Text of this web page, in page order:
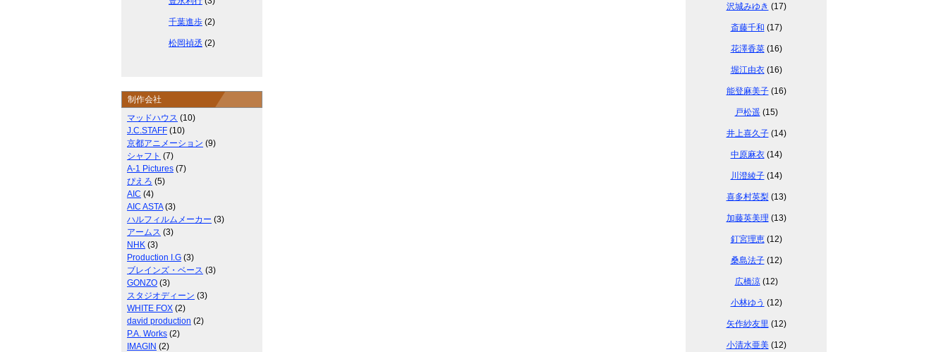
千葉進歩 (2)
松岡禎丞 (2)
制作会社
マッドハウス (10)
J.C.STAFF (10)
京都アニメーション (9)
シャフト (7)
A-1 Pictures (7)
ぴえろ (5)
AIC (4)
AIC ASTA(3)
ハルフィルムメーカー (3)
アームス (3)
NHK (3)
Production I.G (3)
ブレインズ・ベース (3)
GONZO (3)
スタジオディーン (3)
WHITE FOX (2)
david production (2)
P.A. Works (2)
IMAGIN (2)
沢城みゆき (17)
斎藤千和 (17)
花澤香菜(16)
堀江由衣(16)
能登麻美子(16)
戸松遥 (15)
井上喜久子(14)
中原麻衣(14)
川澄綾子(14)
喜多村英梨(13)
加藤英美理 (13)
釘宮理恵(12)
桑島法子(12)
広橋涼(12)
小林ゆう (12)
矢作紗友里 (12)
小清水亜美(12)